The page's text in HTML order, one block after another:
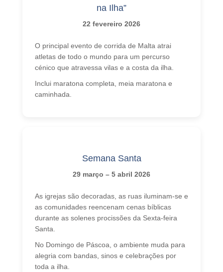
na Ilha”
22 fevereiro 2026
O principal evento de corrida de Malta atrai
atletas de todo o mundo para um percurso
cénico que atravessa vilas e a costa da ilha.
Inclui maratona completa, meia maratona e
caminhada.
Semana Santa
29 março – 5 abril 2026
As igrejas são decoradas, as ruas iluminam-se e
as comunidades reencenam cenas bíblicas
durante as solenes procissões da Sexta-feira
Santa.
No Domingo de Páscoa, o ambiente muda para
alegria com bandas, sinos e celebrações por
toda a ilha.